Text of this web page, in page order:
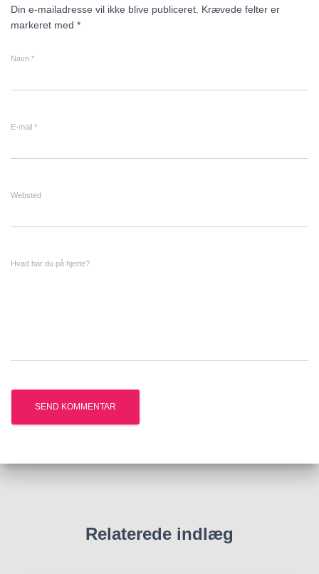
Din e-mailadresse vil ikke blive publiceret. Krævede felter er
markeret med *
Navn *
E-mail *
Websted
Hvad har du på hjerte?
Relaterede indlæg